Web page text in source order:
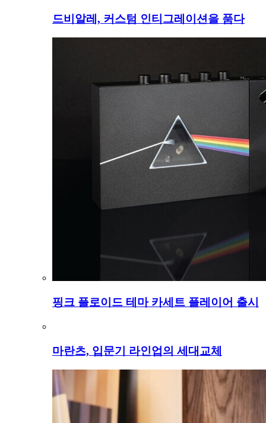
드비알레, 커스텀 인티그레이션을 품다
핑크 플로이드 테마 카세트 플레이어 출시
마란츠, 입문기 라인업의 세대교체